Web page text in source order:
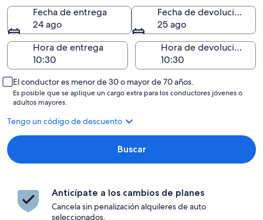
Fecha de entrega
24 ago
Fecha de devolución
25 ago
Hora de entrega
Hora de devolución
El conductor es menor de 30 o mayor de 70 años.
Es posible que se aplique un cargo extra para los conductores jóvenes o
adultos mayores.
Tengo un código de descuento
Buscar
Anticípate a los cambios de planes
Cancela sin penalización alquileres de auto
seleccionados.